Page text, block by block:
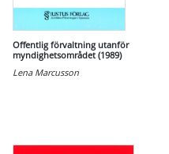
Offentlig förvaltning utanför
myndighetsområdet (1989)
Lena Marcusson